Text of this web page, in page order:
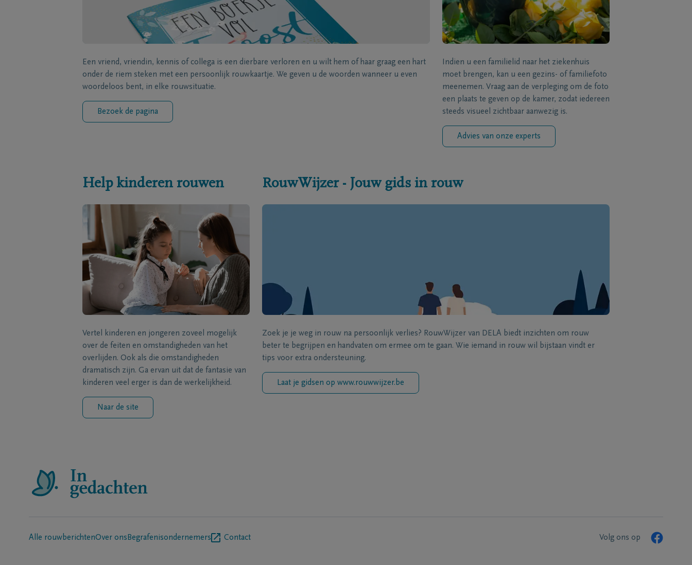
Een vriend, vriendin, kennis of collega is een dierbare verloren en u wilt hem of haar graag een hart
onder de riem steken met een persoonlijk rouwkaartje. We geven u de woorden wanneer u even
woordeloos bent, in elke rouwsituatie.
Bezoek de pagina
Indien u een familielid naar het ziekenhuis
moet brengen, kan u een gezins- of familiefoto
meenemen. Vraag aan de verpleging om de foto
een plaats te geven op de kamer, zodat iedereen
steeds visueel zichtbaar aanwezig is.
Advies van onze experts
Help kinderen rouwen
Vertel kinderen en jongeren zoveel mogelijk
over de feiten en omstandigheden van het
overlijden. Ook als die omstandigheden
dramatisch zijn. Ga ervan uit dat de fantasie van
kinderen veel erger is dan de werkelijkheid.
Naar de site
RouwWijzer - Jouw gids in rouw
Zoek je je weg in rouw na persoonlijk verlies? RouwWijzer van DELA biedt inzichten om rouw
beter te begrijpen en handvaten om ermee om te gaan. Wie iemand in rouw wil bijstaan vindt er
tips voor extra ondersteuning.
Laat je gidsen op www.rouwwijzer.be
Alle rouwberichtenOver ons Begrafenisondernemers Contact Volg ons op